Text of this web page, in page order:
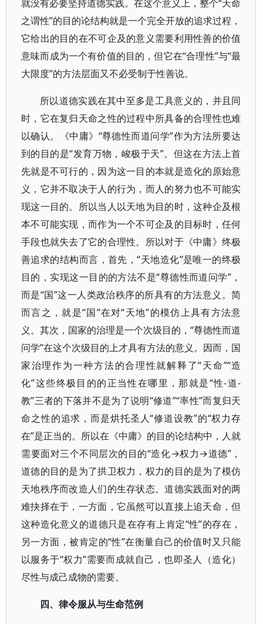
就没有必要坚持道德实践。在这个意义上，整个“天命
之谓性”的目的论结构就是一个完全开放的追求过程，
它给出的目的在不可企及的意义需要利用性善的价值
意味而成为一个有价值的目的，但它在“合理性”与“最
大限度”的方法层面又不必受制于性善说。
所以道德实践在其中至多是工具意义的，并且同
时，它在复归天命之性的过程中所具备的合理性也难
以确认。《中庸》“尊德性而道问学”作为方法所要达
到的目的是“发育万物，峻极于天”。但这在方法上首
先就是不可行的，因为这一目的本就是造化的原始意
义，它并不取决于人的行为，而人的努力也不可能实
现这一目的。所以当人以天地为目的时，这种企及根
本不可能实现，而作为一个不可企及的目标时，任何
手段也就失去了它的合理性。所以对于《中庸》终极
善追求的结构而言，首先，“天地造化”是唯一的终极
目的，实现这一目的的方法不是“尊德性而道问学”，
而是“国”这一人类政治秩序的所具有的方法意义。简
而言之，就是“国”在对“天地”的模仿上具有方法意
义。其次，国家的治理是一个次级目的，“尊德性而道
问学”在这个次级目的上才具有方法的意义。因而，国
家治理作为一种方法的合理性就解释了“天命”“造
化”这些终极目的的正当性在哪里，那就是“性-道-
教”三者的下落并不是为了说明“修道”“率性”而复归天
命之性的追求，而是烘托圣人“修道设教”的“权力存
在”是正当的。所以在《中庸》的目的论结构中，人就
需要面对三个不同层次的目的“造化→权力→道德”，
道德的目的是为了拱卫权力，权力的目的是为了模仿
天地秩序而改造人们的生存状态。道德实践面对的两
难抉择在于，一方面，它虽然可以直接上追天命，但
这种造化意义的道德只是在存有上肯定“性”的存在，
另一方面，被肯定的“性”在衡量自己的价值时又只能
以服务于“权力”需要而成就自己，也即圣人（造化）
尽性与成己成物的需要。
四、律令服从与生命范例